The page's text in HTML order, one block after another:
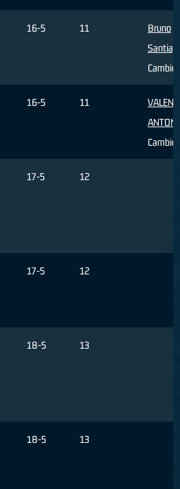
16-5 11
Bruno
Cambio
16-5 11
Cambio
17-5 12
17-5 12
18-5 13
18-5 13